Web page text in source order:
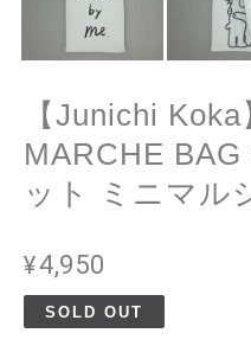
【Junichi
MARCHE
ット ミニマル
¥4,950
SOLD OUT